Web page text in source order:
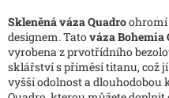
Skleněná váza Quadroohromí
designem. Tatováza Bohemia
vyrobena z prvotřídního
sklářství s příměsí titanu, což
vyšší odolnost a dlouhodobou